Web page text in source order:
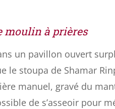
moulin à prières
un pavillon ouvert
le stoupa de Shamar
manuel, gravé du
de s’asseoir pour